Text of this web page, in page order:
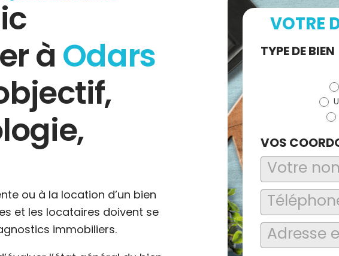
à Odars
ou à la location d’un bien
et les locataires doivent se
immobiliers.
VOTRE
Demande
TYPE DE BIEN
VOS